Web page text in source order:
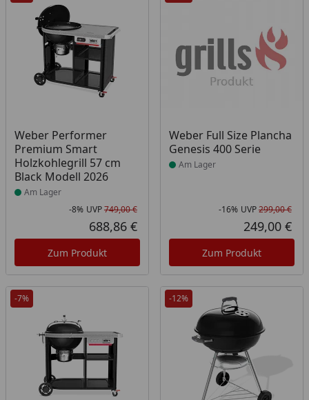
Weber Performer
Premium Smart
Holzkohlegrill 57 cm
Black Modell 2026
Produkt am Lager
Am Lager
Rabatt in Prozent
-8%
Ursprünglicher Preis
UVP749,00 €
Aktueller Preis
688,86 €
Zum Produkt
Weber Full Size Plancha
Genesis 400 Serie
Produkt am Lager
Am Lager
-16% UVP299,00 €
249,00 €
Zum Produkt
-7% -12%